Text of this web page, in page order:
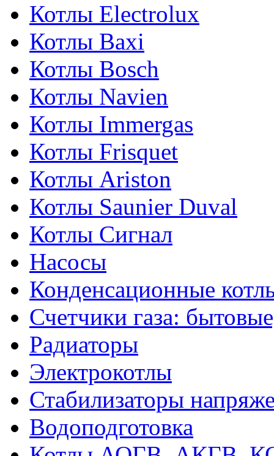
Котлы Electrolux
Котлы Baxi
Котлы Bosch
Котлы Navien
Котлы Immergas
Котлы Frisquet
Котлы Ariston
Котлы Saunier Duval
Котлы Сигнал
Насосы
Конденсационные
Счетчики газа:
Радиаторы
Электрокотлы
Стабилизаторы
Водоподготовка